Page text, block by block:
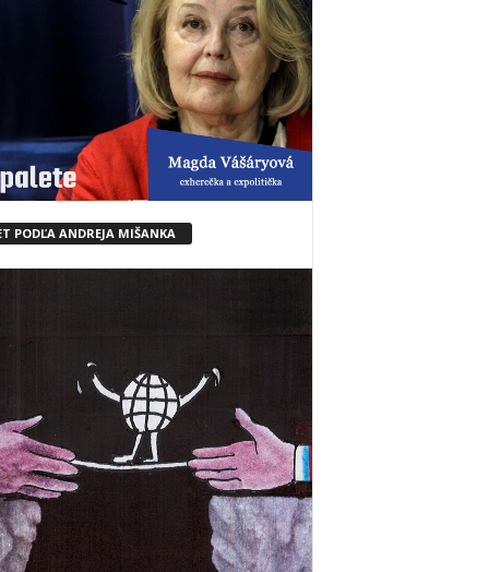
PODĽA ANDREJA MIŠANKA